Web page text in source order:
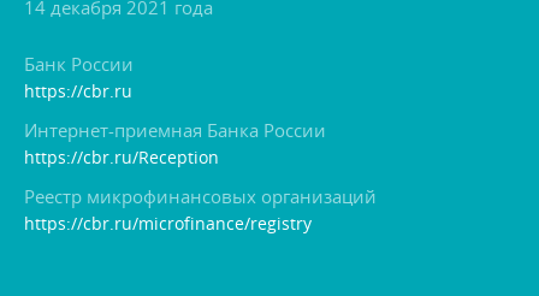
14 декабря 2021 года
Банк России
https://cbr.ru
Интернет-приемная Банка России
https://cbr.ru/Reception
Реестр микрофинансовых организаций
https://cbr.ru/microfinance/registry